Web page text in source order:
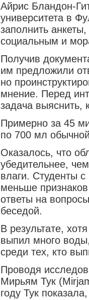
Айрис Бландон-
университета в
заполнить
социальным и
Получив
им предложили
но
мнение. Перед
задача выяснить,
Примерно за 45
по 700 мл
Оказалось, что
убедительнее,
влаги. Студенты
меньше
ответы на
беседой.
В результате,
выпил много
среди тех, кто
Проводя
Мирьям Тук
году Тук